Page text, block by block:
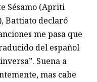
Sésamo (Apriti
Battiato declaró
me pasa que
del español
Suena a
mas cabe